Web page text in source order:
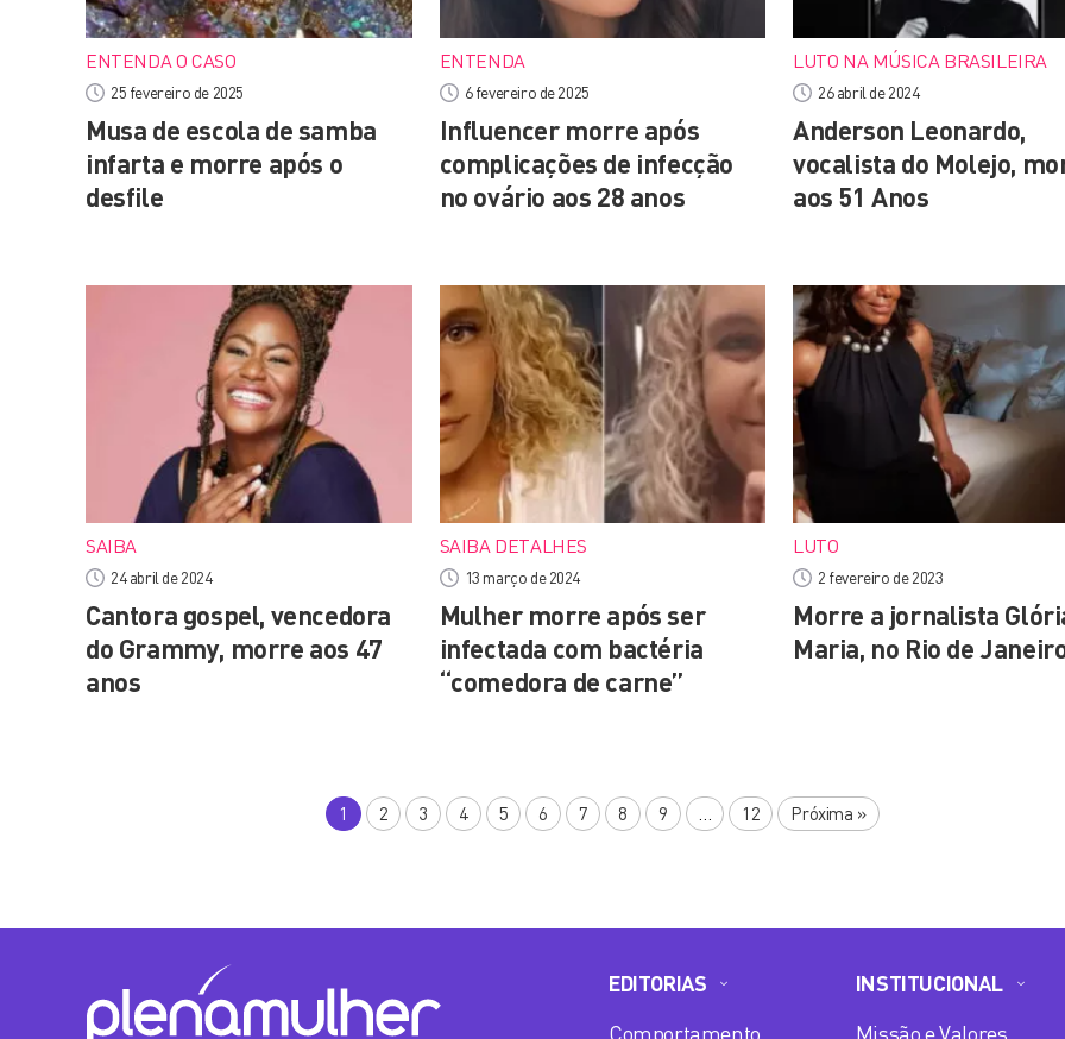
ENTENDA O CASO
25 fevereiro de 2025
Musa de escola de samba
infarta e morre após o
desfile
ENTENDA
6 fevereiro de 2025
Influencer morre após
complicações de infecção
no ovário aos 28 anos
LUTO NA MÚSICA BRASILEIRA
26 abril de 2024
Anderson Leonardo,
vocalista do Molejo,
aos 51 Anos
SAIBA
24 abril de 2024
Cantora gospel, vencedora
do Grammy, morre aos 47
anos
SAIBA DETALHES
13 março de 2024
Mulher morre após ser
infectada com bactéria
“comedora de carne”
LUTO
2 fevereiro de 2023
Morre a jornalista
Maria, no Rio de
1 2 3 4 5 6 7 8 9 12 Próxima »
EDITORIAS
Comportamento
INSTITUCIONAL
Missão e Valores